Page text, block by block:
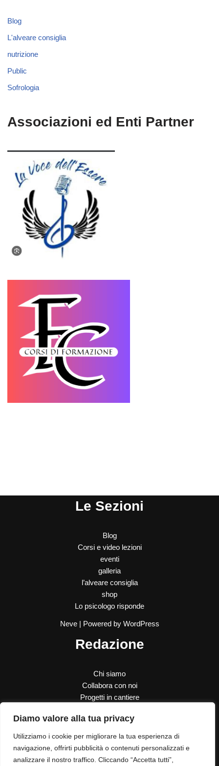
Diamo valore alla tua privacy
Utilizziamo i cookie per migliorare la tua esperienza di
navigazione, offrirti pubblicità o contenuti personalizzati e
analizzare il nostro traffico. Cliccando “Accetta tutti”,
Blog
L'alveare consiglia
nutrizione
Public
Sofrologia
Associazioni ed Enti Partner
Le Sezioni
Blog
Corsi e video lezioni
eventi
galleria
l’alveare consiglia
shop
Lo psicologo risponde
Neve| Powered by WordPress
Redazione
Chi siamo
Collabora con noi
Progetti in cantiere
Le nostre donazioni
Contatti